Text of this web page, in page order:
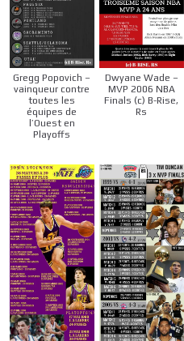
Gregg Popovich –
vainqueur contre
toutes les
équipes de
l’Ouest en
Playoffs
Dwyane Wade –
MVP 2006 NBA
Finals (c) B-Rise,
Rs